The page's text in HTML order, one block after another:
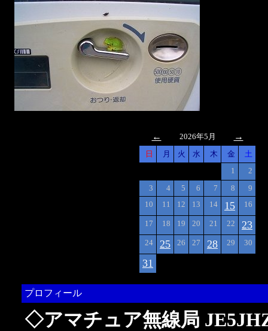
← 2026年5月 →
日 月 火 水 木 金
土
1
2
3
4 5 6 7 8
9
10
11 12 13 14 15 16
17 18 19 20 21 22 23
24 25 26 27 28 29 30
31
プロフィール
◇アマチュア無線局